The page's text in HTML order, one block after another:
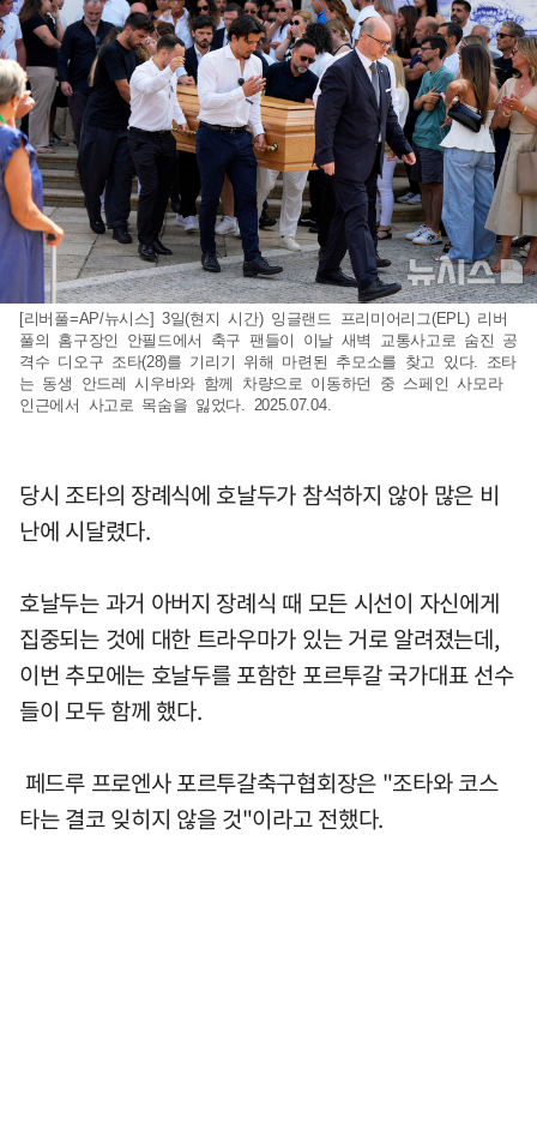
[리버풀=AP/뉴시스] 3일(현지 시간) 잉글랜드 프리미어리그(EPL) 리버
풀의 홈구장인 안필드에서 축구 팬들이 이날 새벽 교통사고로 숨진 공
격수 디오구 조타(28)를 기리기 위해 마련된 추모소를 찾고 있다. 조타
는 동생 안드레 시우바와 함께 차량으로 이동하던 중 스페인 사모라
인근에서 사고로 목숨을 잃었다. 2025.07.04.
당시 조타의 장례식에 호날두가 참석하지 않아 많은 비
난에 시달렸다.
호날두는 과거 아버지 장례식 때 모든 시선이 자신에게
집중되는 것에 대한 트라우마가 있는 거로 알려졌는데,
이번 추모에는 호날두를 포함한 포르투갈 국가대표 선수
들이 모두 함께 했다.
페드루 프로엔사 포르투갈축구협회장은 "조타와 코스
타는 결코 잊히지 않을 것"이라고 전했다.